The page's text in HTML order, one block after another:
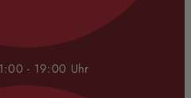
- 19:00 Uhr